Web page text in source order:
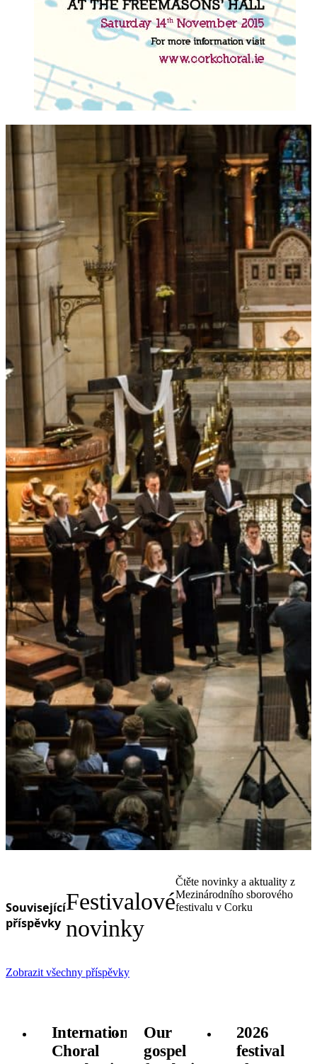
Související
příspěvky
Festivalové
novinky
Čtěte novinky a aktuality z
Mezinárodního sborového
festivalu v Corku
Zobrazit všechny příspěvky
International
Choral
Our
gospel
2026
festival